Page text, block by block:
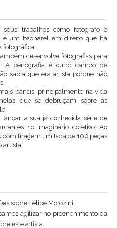
trabalhos como fotógrafo e
é um bacharel em direito que há
fotográfica.
desenvolve fotografias para
A cenografia é outro campo de
sabia que era artista porque não
banais, principalmente na vida
que se debruçam sobre as
a sua já conhecida série de
no imaginário coletivo. Ao
com tiragem limitada de 100 peças
artista
sobre Felipe Morozini.
agilizar no preenchimento da
este artista.